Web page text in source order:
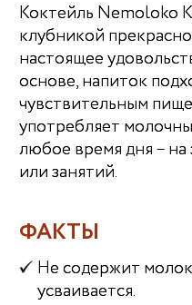
Коктейль Nemoloko
клубникой
настоящее
основе, напиток
чувствительным
употребляет
любое время дня – на
или занятий.
ФАКТЫ
Не содержит
усваивается.